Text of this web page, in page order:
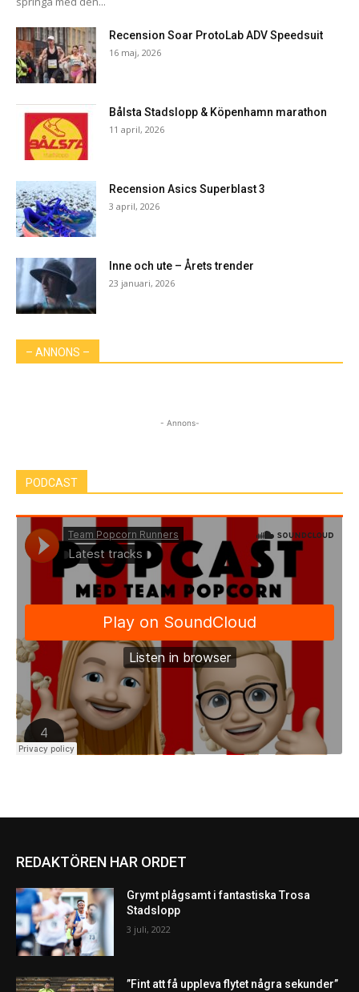
Recension Soar ProtoLab ADV Speedsuit
16 maj, 2026
Bålsta Stadslopp & Köpenhamn marathon
11 april, 2026
Recension Asics Superblast 3
3 april, 2026
Inne och ute – Årets trender
23 januari, 2026
– ANNONS –
- Annons-
PODCAST
REDAKTÖREN HAR ORDET
Grymt plågsamt i fantastiska Trosa
Stadslopp
3 juli, 2022
”Fint att få uppleva flytet några sekunder”